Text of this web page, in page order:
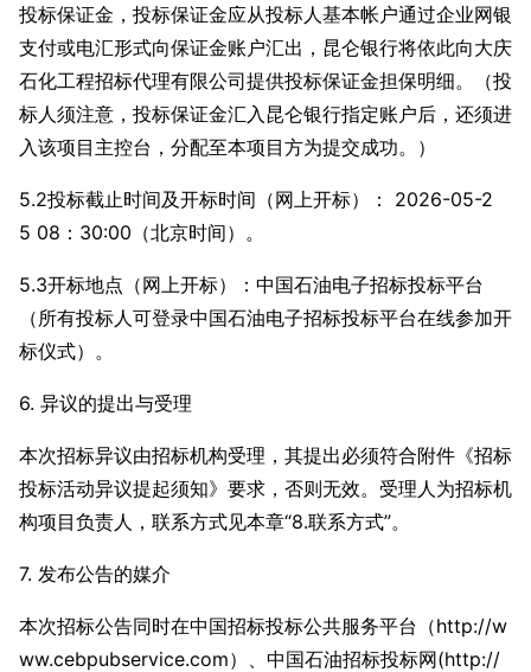
投标保证金，投标保证金应从投标人基本帐户通过企业网银
支付或电汇形式向保证金账户汇出，昆仑银行将依此向大庆
石化工程招标代理有限公司提供投标保证金担保明细。（投
标人须注意，投标保证金汇入昆仑银行指定账户后，还须进
入该项目主控台，分配至本项目方为提交成功。）
5.2投标截止时间及开标时间（网上开标）： 2026-05-2
5 08：30:00（北京时间）。
5.3开标地点（网上开标）：中国石油电子招标投标平台
（所有投标人可登录中国石油电子招标投标平台在线参加开
标仪式）。
6. 异议的提出与受理
本次招标异议由招标机构受理，其提出必须符合附件《招标
投标活动异议提起须知》要求，否则无效。受理人为招标机
构项目负责人，联系方式见本章“8.联系方式”。
7. 发布公告的媒介
本次招标公告同时在中国招标投标公共服务平台（http://w
ww.cebpubservice.com）、中国石油招标投标网(http://